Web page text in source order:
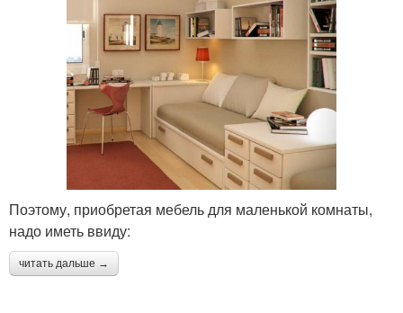
Поэтому, приобретая мебель для маленькой комнаты,
надо иметь ввиду:
читать дальше →